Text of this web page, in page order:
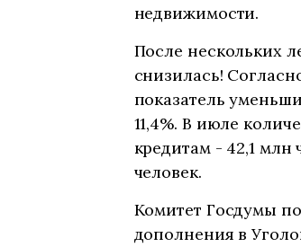
недвижимости.
После нескольких
снизилась!
показатель
11,4%. В июле
кредитам - 42,1
человек.
Комитет Госдумы
дополнения в